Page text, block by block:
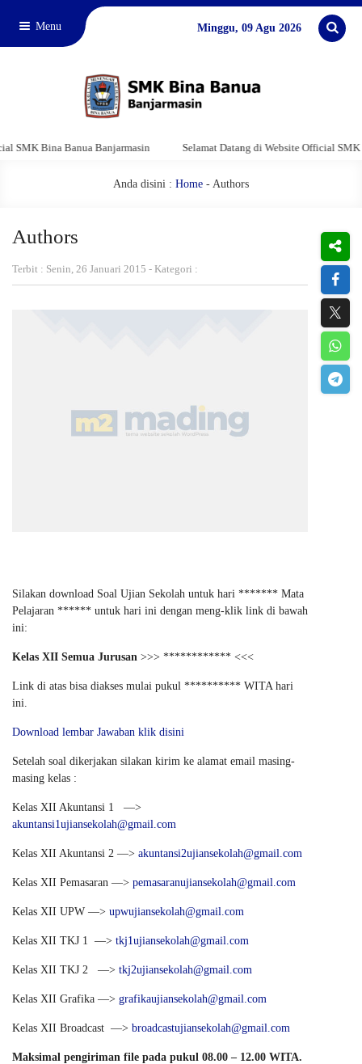
Menu Minggu, 09 Agu 2026
Bina Banua Banjarmasin Selamat Datang di Website Official SMK
Anda disini : Home - Authors
Authors
Terbit : Senin, 26 Januari 2015 - Kategori :
Silakan download Soal Ujian Sekolah untuk hari ******* Mata
Pelajaran ****** untuk hari ini dengan meng-klik link di bawah
ini:
Kelas XII Semua Jurusan >>> ************ <<<
Link di atas bisa diakses mulai pukul ********** WITA hari
ini.
Download lembar Jawaban klik disini
Setelah soal dikerjakan silakan kirim ke alamat email masing-
masing kelas :
Kelas XII Akuntansi 1 —>
akuntansi1ujiansekolah@gmail.com
Kelas XII Akuntansi 2 —> akuntansi2ujiansekolah@gmail.com
Kelas XII Pemasaran —> pemasaranujiansekolah@gmail.com
Kelas XII UPW —> upwujiansekolah@gmail.com
Kelas XII TKJ 1 —> tkj1ujiansekolah@gmail.com
Kelas XII TKJ 2 —> tkj2ujiansekolah@gmail.com
Kelas XII Grafika —> grafikaujiansekolah@gmail.com
Kelas XII Broadcast —> broadcastujiansekolah@gmail.com
Maksimal pengiriman file pada pukul 08.00 – 12.00 WITA.